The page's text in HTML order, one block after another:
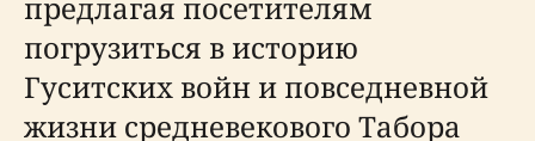
погрузиться в историю
Гуситских войн и повседневной
жизни средневекового Табора